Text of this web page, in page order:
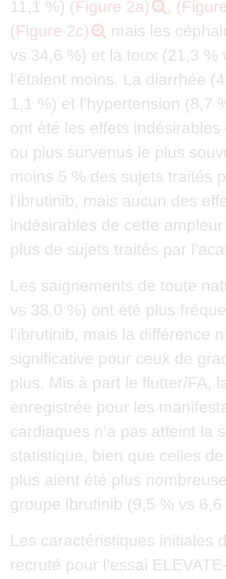
11,1 %) (Figure 2a) ,
(Figure 2c)
mais les
vs 34,6 %) et la toux (21,3 %
l’étaient moins. La diarrhée
1,1 %) et l’hypertension (8,7
ont été les effets
ou plus survenus le plus
moins 5 % des sujets traités
l’ibrutinib, mais aucun des
indésirables de cette ampleur
plus de sujets traités par
Les saignements de toute
vs 38,0 %) ont été plus
l’ibrutinib, mais la différence
significative pour ceux de
plus. Mis à part le flutter/FA,
enregistrée pour les
cardiaques n’a pas atteint la
statistique, bien que celles
plus aient été plus
groupe ibrutinib (9,5 % vs 6,6
Les caractéristiques initiales
recruté pour l’essai